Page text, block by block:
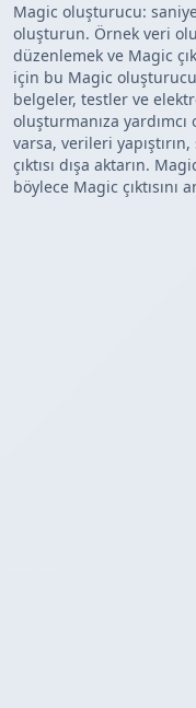
Magic oluşturucu:
oluşturun. Örnek veri
düzenlemek ve Magic
için bu Magic
belgeler, testler ve
oluşturmanıza
varsa, verileri
çıktısı dışa aktarın.
böylece Magic çıktısını